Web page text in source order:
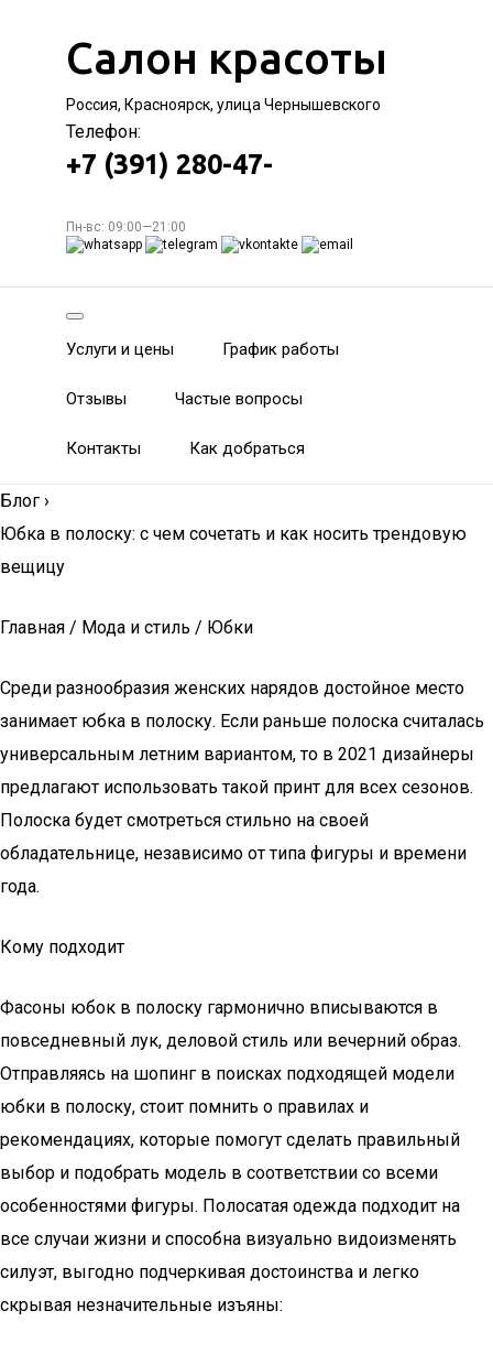
Салон красоты
Россия, Красноярск, улица Чернышевского
Телефон:
+7 (391) 280-47-
Пн-вс: 09:00—21:00
Услуги и цены График работы
Отзывы Частые вопросы
Контакты Как добраться
Блог ›
Юбка в полоску: с чем сочетать и как носить трендовую
вещицу
Главная / Мода и стиль / Юбки
Среди разнообразия женских нарядов достойное место
занимает юбка в полоску. Если раньше полоска считалась
универсальным летним вариантом, то в 2021 дизайнеры
предлагают использовать такой принт для всех сезонов.
Полоска будет смотреться стильно на своей
обладательнице, независимо от типа фигуры и времени
года.
Кому подходит
Фасоны юбок в полоску гармонично вписываются в
повседневный лук, деловой стиль или вечерний образ.
Отправляясь на шопинг в поисках подходящей модели
юбки в полоску, стоит помнить о правилах и
рекомендациях, которые помогут сделать правильный
выбор и подобрать модель в соответствии со всеми
особенностями фигуры. Полосатая одежда подходит на
все случаи жизни и способна визуально видоизменять
силуэт, выгодно подчеркивая достоинства и легко
скрывая незначительные изъяны: